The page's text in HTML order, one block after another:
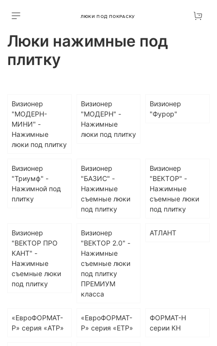
ЛЮКИ ПОД ПОКРАСКУ
Люки нажимные под
плитку
Визионер
"МОДЕРН-
МИНИ" -
Нажимные
люки под плитку
Визионер
"МОДЕРН" -
Нажимные
люки под плитку
Визионер
"Фурор"
Визионер
"Триумф" -
Нажимной под
плитку
Визионер
"БАЗИС" -
Нажимные
съемные люки
под плитку
Визионер
"ВЕКТОР" -
Нажимные
съемные люки
под плитку
Визионер
"ВЕКТОР ПРО
КАНТ" -
Нажимные
съемные люки
под плитку
Визионер
"ВЕКТОР 2.0" -
Нажимные
съемные люки
под плитку
ПРЕМИУМ
класса
АТЛАНТ
«ЕвроФОРМАТ-
Р» серия «АТР»
«ЕвроФОРМАТ-
Р» серия «EТР»
ФОРМАТ-Н
серии КН